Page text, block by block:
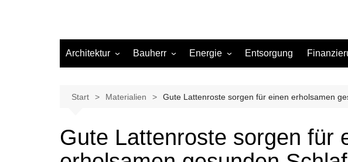
Architektur Bauherr
Beleuchtung
Büro
Garten
Materialien
Ökologisch bauen
Energie
Gas
Entsorgung
Start Materialien Gute Lattenroste sorgen für einen erholsamen
Gute Lattenroste sorgen für